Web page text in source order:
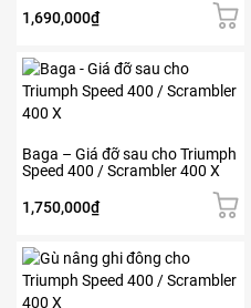
trang
phẩm
1,690,000₫
Các
chọn
có
thể
chọn
trên
trang
phẩm
Baga – Giá đỡ sau cho Triumph
Speed 400 / Scrambler 400 X
1,750,000₫
Sản
phẩm
này